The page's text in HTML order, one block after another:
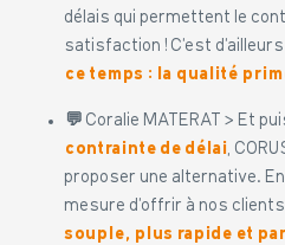
délais qui permettent le
satisfaction ! C’est d’ailleurs
ce temps : la qualité
💬 Coralie MATERAT > Et
contrainte de délai,
proposer une alternative.
mesure d’offrir à nos clients
souple, plus rapide et